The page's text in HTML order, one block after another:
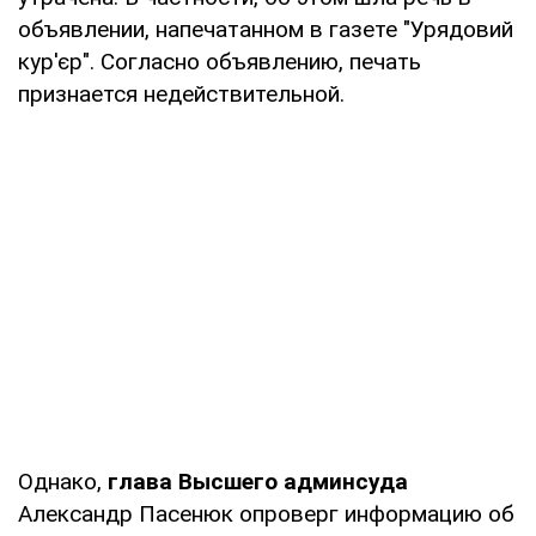
объявлении, напечатанном в газете "Урядовий
кур'єр". Согласно объявлению, печать
признается недействительной.
Однако, глава Высшего админсуда
Александр Пасенюк опроверг информацию об